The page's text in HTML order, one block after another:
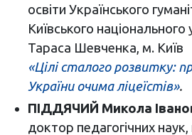
освіти Українського
Київського національного
Тараса Шевченка, м. Київ
«Цілі сталого розвитку:
України очима ліцеїстів».
ПІДДЯЧИЙ Микола
доктор педагогічних